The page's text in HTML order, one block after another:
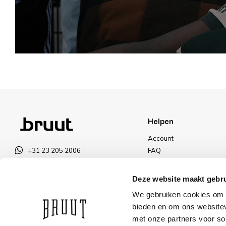
Deze website maakt
We gebruiken cookies
bieden en om ons
met onze partners voor
+31 23 205 2006
OPENINGSTIJDEN
Helpen
Account
FAQ
Betalen
Kortingen